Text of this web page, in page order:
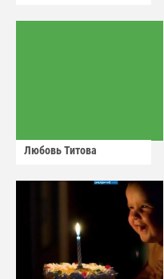
Любовь Титова